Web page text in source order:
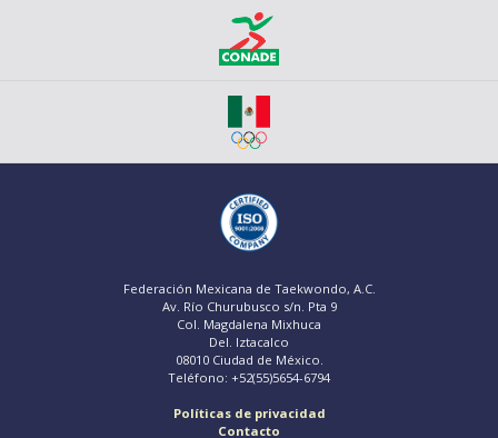
Federación Mexicana de Taekwondo, A.C.
Av. Río Churubusco s/n. Pta 9
Col. Magdalena Mixhuca
Del. Iztacalco
08010 Ciudad de México.
Teléfono: +52(55)5654-6794
Políticas de privacidad
Contacto